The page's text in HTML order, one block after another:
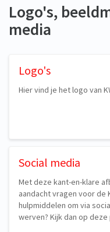
Logo's,
media
Logo's
Hier vind je het logo van
Social media
Met deze kant-en-klare
aandacht vragen voor de
hulpmiddelen om via
werven? Kijk dan op